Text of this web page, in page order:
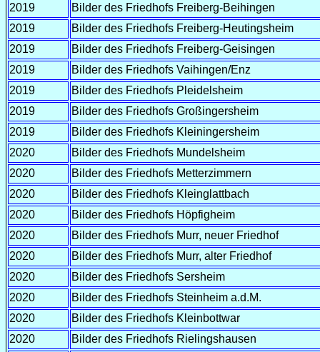
2019
Bilder des Friedhofs Freiberg-Beihingen
2019
Bilder des Friedhofs Freiberg-Heutingsheim
2019
Bilder des Friedhofs Freiberg-Geisingen
2019
Bilder des Friedhofs Vaihingen/Enz
2019
Bilder des Friedhofs Pleidelsheim
2019
Bilder des Friedhofs Großingersheim
2019
Bilder des Friedhofs Kleiningersheim
2020
Bilder des Friedhofs Mundelsheim
2020
Bilder des Friedhofs Metterzimmern
2020
Bilder des Friedhofs Kleinglattbach
2020
Bilder des Friedhofs Höpfigheim
2020
Bilder des Friedhofs Murr, neuer Friedhof
2020
Bilder des Friedhofs Murr, alter Friedhof
2020
Bilder des Friedhofs Sersheim
2020
Bilder des Friedhofs Steinheim a.d.M.
2020
Bilder des Friedhofs Kleinbottwar
2020
Bilder des Friedhofs Rielingshausen